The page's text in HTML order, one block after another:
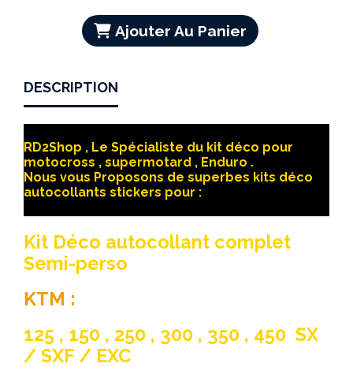
Ajouter Au Panier
DESCRIPTION
RD2Shop , Le Spécialiste du kit déco pour
motocross , supermotard , Enduro .
Nous vous Proposons de superbes kits déco
autocollants stickers pour :
Kit Déco autocollant complet
Semi-perso
KTM :
125 , 150 , 250 , 300 , 350 , 450 SX
/ SXF / EXC